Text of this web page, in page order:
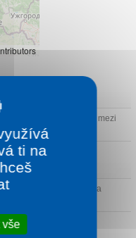
bohatě obdařená dolina mezi
horském prostředí a
ti na
vše